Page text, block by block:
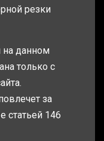
резки
на данном
только с
за
статьей 146